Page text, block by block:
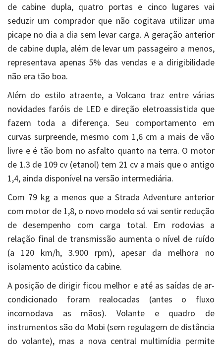
de cabine dupla, quatro portas e cinco lugares vai
seduzir um comprador que não cogitava utilizar uma
picape no dia a dia sem levar carga. A geração anterior
de cabine dupla, além de levar um passageiro a menos,
representava apenas 5% das vendas e a dirigibilidade
não era tão boa.
Além do estilo atraente, a Volcano traz entre várias
novidades faróis de LED e direção eletroassistida que
fazem toda a diferença. Seu comportamento em
curvas surpreende, mesmo com 1,6 cm a mais de vão
livre e é tão bom no asfalto quanto na terra. O motor
de 1.3 de 109 cv (etanol) tem 21 cv a mais que o antigo
1,4, ainda disponível na versão intermediária.
Com 79 kg a menos que a Strada Adventure anterior
com motor de 1,8, o novo modelo só vai sentir redução
de desempenho com carga total. Em rodovias a
relação final de transmissão aumenta o nível de ruído
(a 120 km/h, 3.900 rpm), apesar da melhora no
isolamento acústico da cabine.
A posição de dirigir ficou melhor e até as saídas de ar-
condicionado foram realocadas (antes o fluxo
incomodava as mãos). Volante e quadro de
instrumentos são do Mobi (sem regulagem de distância
do volante), mas a nova central multimídia permite